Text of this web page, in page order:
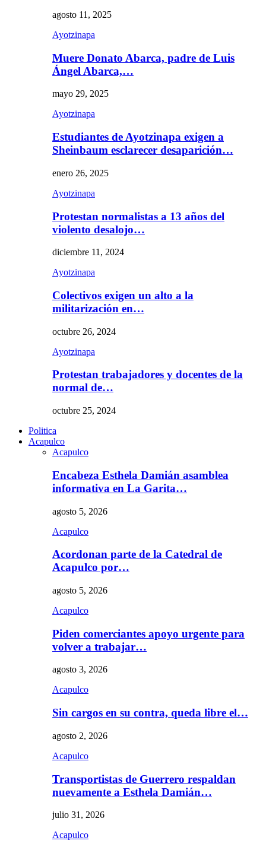
agosto 11, 2025
Ayotzinapa
Muere Donato Abarca, padre de Luis
Ángel Abarca,…
mayo 29, 2025
Ayotzinapa
Estudiantes de Ayotzinapa exigen a
Sheinbaum esclarecer desaparición…
enero 26, 2025
Ayotzinapa
Protestan normalistas a 13 años del
violento desalojo…
diciembre 11, 2024
Ayotzinapa
Colectivos exigen un alto a la
militarización en…
octubre 26, 2024
Ayotzinapa
Protestan trabajadores y docentes de la
normal de…
octubre 25, 2024
Politica
Acapulco
Acapulco
Encabeza Esthela Damián asamblea
informativa en La Garita…
agosto 5, 2026
Acapulco
Acordonan parte de la Catedral de
Acapulco por…
agosto 5, 2026
Acapulco
Piden comerciantes apoyo urgente para
volver a trabajar…
agosto 3, 2026
Acapulco
Sin cargos en su contra, queda libre el…
agosto 2, 2026
Acapulco
Transportistas de Guerrero respaldan
nuevamente a Esthela Damián…
julio 31, 2026
Acapulco